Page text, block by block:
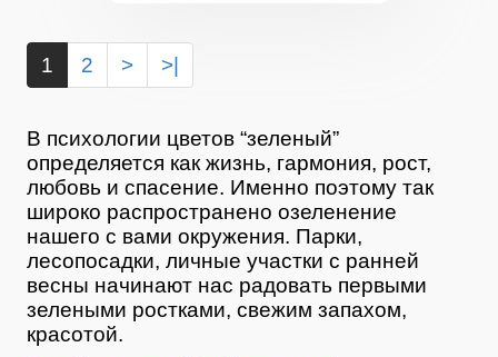
1 2 > >|
В психологии цветов “зеленый”
определяется как жизнь, гармония, рост,
любовь и спасение. Именно поэтому так
широко распространено озеленение
нашего с вами окружения. Парки,
лесопосадки, личные участки с ранней
весны начинают нас радовать первыми
зелеными ростками, свежим запахом,
красотой.